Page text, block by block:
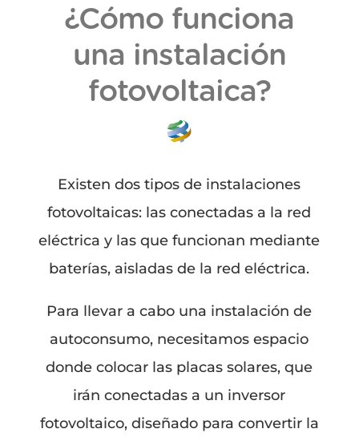
¿Cómo funciona
una instalación
fotovoltaica?
Existen dos tipos de instalaciones
fotovoltaicas: las conectadas a la red
eléctrica y las que funcionan mediante
baterías, aisladas de la red eléctrica.
Para llevar a cabo una instalación de
autoconsumo, necesitamos espacio
donde colocar las placas solares, que
irán conectadas a un inversor
fotovoltaico, diseñado para convertir la